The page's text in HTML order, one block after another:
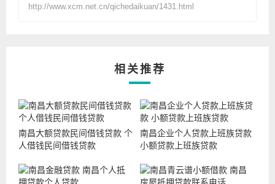
http://www.xcm.net.cn/qichedaikuan/1431.html
相关推荐
南昌大额贷款民间借钱贷款 个
人借钱民间借钱贷款
南昌企业个人贷款上班族贷款
小额贷款上班族贷款